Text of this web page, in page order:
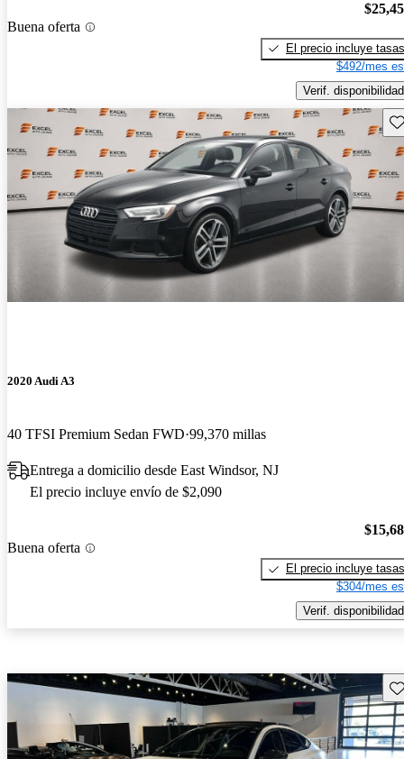
Buena oferta
El precio incluye tasas
$492/mes
Verif. disponibilidad
2020 Audi A3
40 TFSI Premium Sedan FWD 99,370 millas
Entrega a domicilio desde East Windsor, NJ
El precio incluye envío de $2,090
Buena oferta
El precio incluye tasas
$304/mes
Verif. disponibilidad